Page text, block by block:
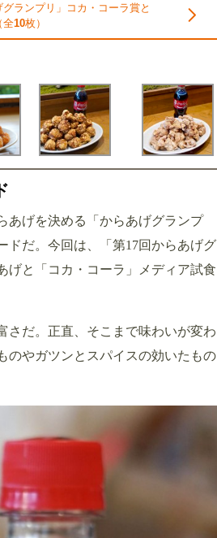
ランプリ」コカ・コーラ賞と
全10枚）
あげを決める「からあげグランプ
ドだ。今回は、「第17回からあげグ
げと「コカ・コーラ」メディア試食
さだ。正直、そこまで味わいが変わ
のやガツンとスパイスの効いたもの